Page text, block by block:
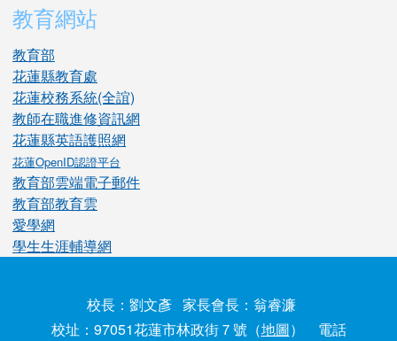
教育網站
教育部
花蓮縣教育處
花蓮校務系統(全誼)
教師在職進修資訊網
花蓮縣英語護照網
花蓮OpenID認證平台
教育部雲端電子郵件
教育部教育雲
愛學網
學生生涯輔導網
校長：劉文彥 家長會長：翁睿濂
校址：97051花蓮市林政街７號（地圖） 電話